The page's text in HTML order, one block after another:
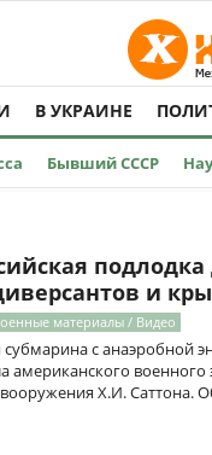
В УКРАИНЕ
Бывший СССР
подлодка
и
материалы / Видео
с анаэробной
американского военного
Х.И. Саттона.